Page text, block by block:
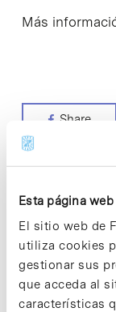
Esta página
El sitio web de
utiliza cookies
gestionar sus
que acceda al
características
Más
Share
Noticias